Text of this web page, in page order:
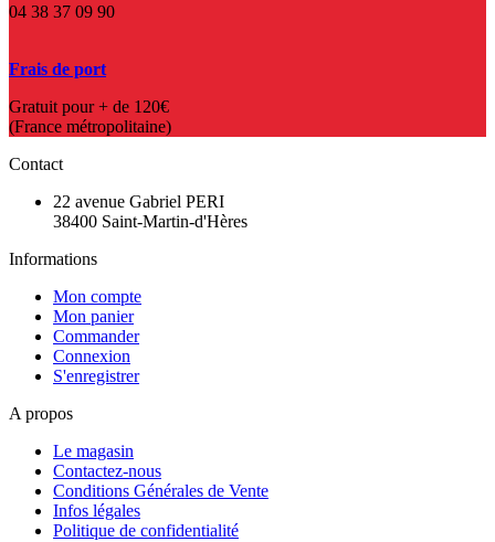
04 38 37 09 90
Frais de port
Gratuit pour + de 120€
(France métropolitaine)
Contact
22 avenue Gabriel PERI
38400 Saint-Martin-d'Hères
Informations
Mon compte
Mon panier
Commander
Connexion
S'enregistrer
A propos
Le magasin
Contactez-nous
Conditions Générales de Vente
Infos légales
Politique de confidentialité